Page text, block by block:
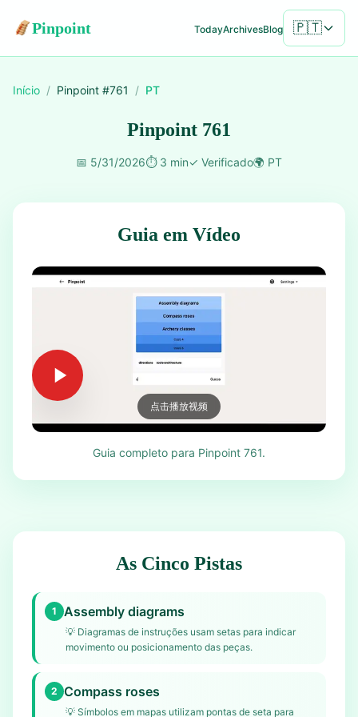
Pinpoint TodayArchivesBlog 🇵🇹
Início / Pinpoint #761 / PT
Pinpoint 761
📅 5/31/2026⏱️ 3 min✓ Verificado🌍 PT
Guia em Vídeo
点击播放视频
Guia completo para Pinpoint 761.
As Cinco Pistas
1 Assembly diagrams
💡 Diagramas de instruções usam setas para indicar
movimento ou posicionamento das peças.
2 Compass roses
💡 Símbolos em mapas utilizam pontas de seta para